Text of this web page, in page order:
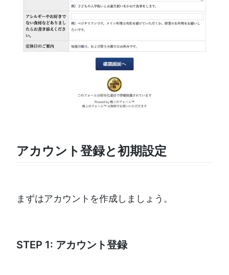
アカウント登録と初期設定
まずはアカウントを作成しましょう。
STEP 1: アカウント登録